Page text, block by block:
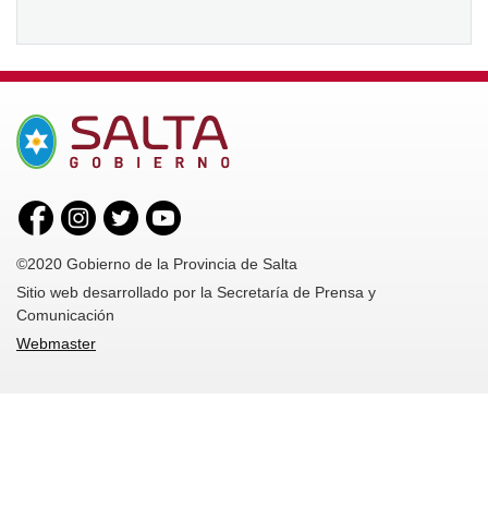
©2020 Gobierno de la Provincia de Salta
Sitio web desarrollado por la Secretaría de Prensa y
Comunicación
Webmaster